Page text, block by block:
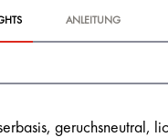
ANLEITUNG
geruchsneutral,